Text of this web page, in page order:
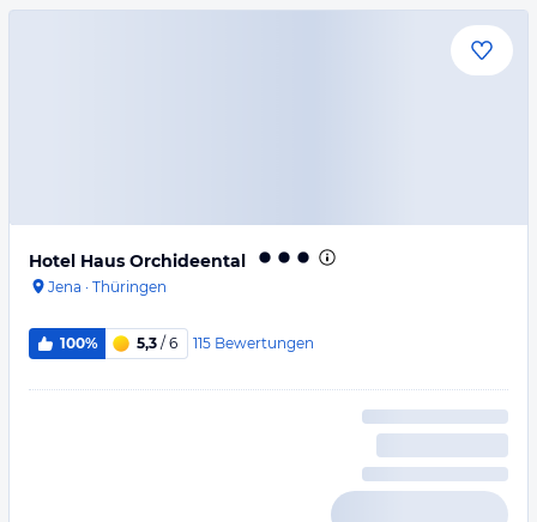
Hotel Haus Orchideental
Jena · Thüringen
100% 5,3 / 6 115 Bewertungen